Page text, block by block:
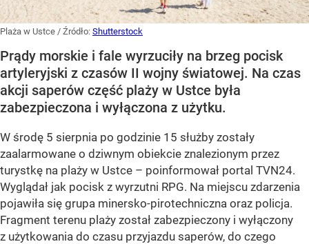
Plaża w Ustce / Źródło: Shutterstock
Prądy morskie i fale wyrzuciły na brzeg pocisk
artyleryjski z czasów II wojny światowej. Na czas
akcji saperów część plaży w Ustce była
zabezpieczona i wyłączona z użytku.
W środę 5 sierpnia po godzinie 15 służby zostały
zaalarmowane o dziwnym obiekcie znalezionym przez
turystkę na plaży w Ustce – poinformował portal TVN24.
Wyglądał jak pocisk z wyrzutni RPG. Na miejscu zdarzenia
pojawiła się grupa minersko-pirotechniczna oraz policja.
Fragment terenu plaży został zabezpieczony i wyłączony
z użytkowania do czasu przyjazdu saperów, do czego